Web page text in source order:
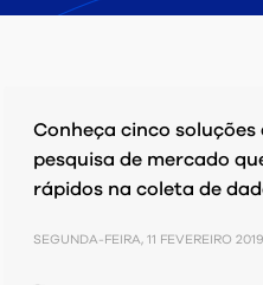
Conheça cinco soluções
pesquisa de mercado
rápidos na coleta de
SEGUNDA-FEIRA, 11 FEVEREIRO 2019